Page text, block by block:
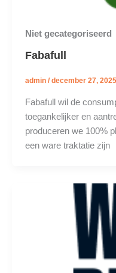
Niet gecategoriseerd
Fabafull
admin /december 27, 2025
Fabafull wil de
toegankelijker en
produceren we 100%
een ware traktatie zijn